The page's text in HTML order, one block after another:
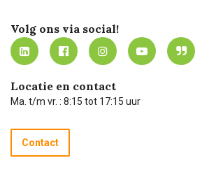
Werken bij Carel Lurvink
MVO
Mijn Carel Lurvink
Mijn Carel Lurvink instructievideo's
Carel Lurvink App
Hulp op afstand
Technische dienst
Recycle programma
Betalen
Innovation LAB
Tevreden klanten
Carel Lurvink Blog
Carel de podcast
Volg ons via social!
Locatie en contact
Ma. t/m vr. : 8:15 tot 17:15 uur
Contact